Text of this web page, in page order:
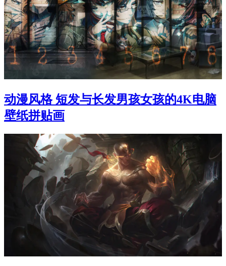
动漫风格 短发与长发男孩女孩的4K电脑
壁纸拼贴画